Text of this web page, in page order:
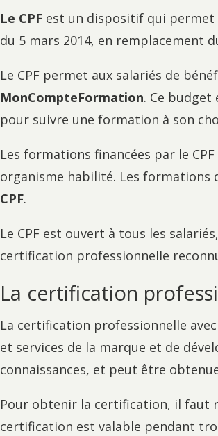
Le CPF est un dispositif qui permet
du 5 mars 2014, en remplacement
Le CPF permet aux salariés de
MonCompteFormation. Ce
pour suivre une formation à son
Les formations financées par le
organisme habilité. Les formations
CPF.
Le CPF est ouvert à tous les
certification professionnelle
La certification
La certification professionnelle
et services de la marque et de
connaissances, et peut être
Pour obtenir la certification, il faut
certification est valable pendant